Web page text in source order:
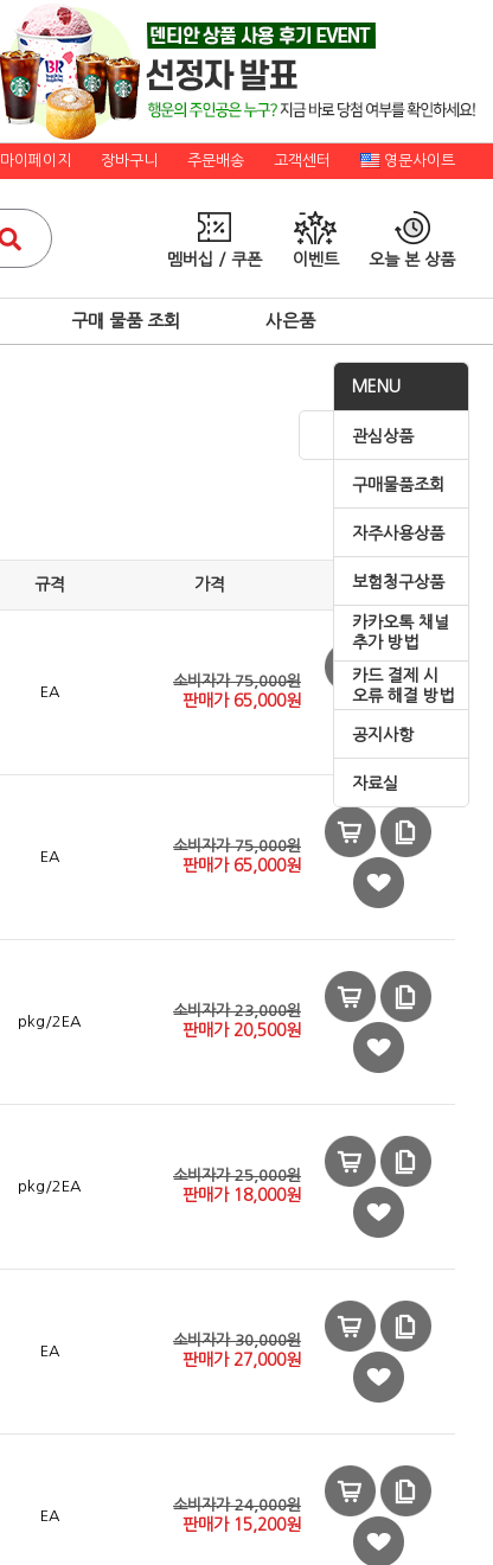
마이페이지 장바구니 주문배송 고객센터 영문사이트
멤버십 / 쿠폰 이벤트 오늘 본 상품
구매 물품 조회 사은품
MENU
관심상품
구매물품조회
자주사용상품
보험청구상품
카카오톡 채널
추가 방법
카드 결제 시
오류 해결 방법
공지사항
자료실
규격 가격
EA
소비자가 75,000원
판매가 65,000원
EA
소비자가 75,000원
판매가 65,000원
pkg/2EA
소비자가 23,000원
판매가 20,500원
pkg/2EA
소비자가 25,000원
판매가 18,000원
EA
소비자가 30,000원
판매가 27,000원
EA
소비자가 24,000원
판매가 15,200원